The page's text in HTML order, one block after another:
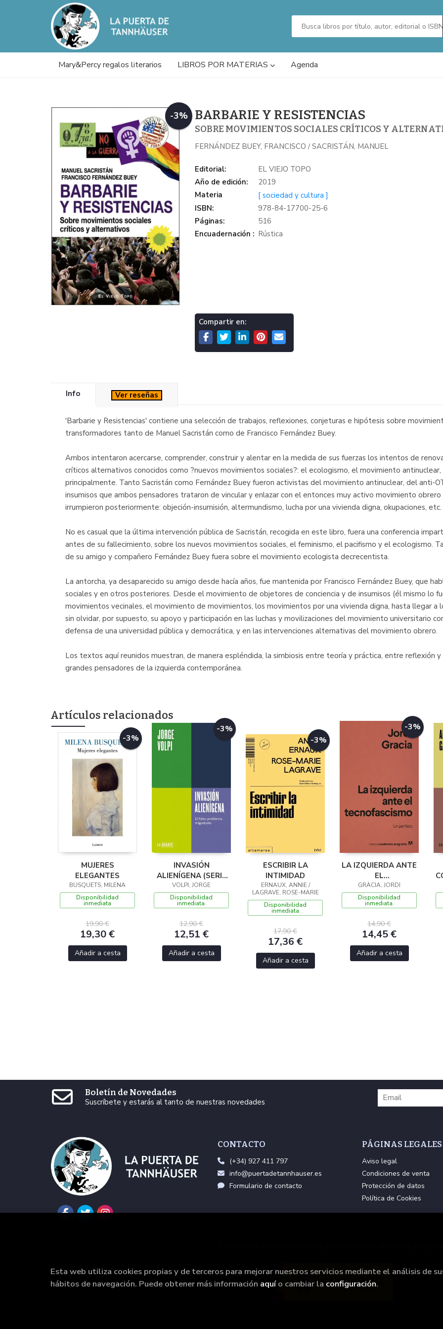
Mary&Percy regalos literarios LIBROS POR MATERIAS Agenda
-3% BARBARIE Y RESISTENCIAS
SOBRE MOVIMIENTOS SOCIALES CRÍTICOS Y
FERNÁNDEZ BUEY, FRANCISCO/SACRISTÁN, MANUEL
Editorial:
EL VIEJO TOPO
Año de edición:
2019
Materia
[ sociedad y cultura ]
ISBN:
978-84-17700-25-6
Páginas:
516
Encuadernación : Rústica
Compartir en:
Info Ver reseñas
'Barbarie y Resistencias' contiene una selección de trabajos, reflexiones, conjeturas e hipótesis sobre
transformadores tanto de Manuel Sacristán como de Francisco Fernández Buey.
Ambos intentaron acercarse, comprender, construir y alentar en la medida de sus fuerzas los intentos de
críticos alternativos conocidos como ?nuevos movimientos sociales?: el ecologismo, el movimiento
principalmente. Tanto Sacristán como Fernández Buey fueron activistas del movimiento antinuclear, del anti-
insumisos que ambos pensadores trataron de vincular y enlazar con el entonces muy activo movimiento
irrumpieron posteriormente: objeción-insumisión, altermundismo, lucha por una vivienda digna, okupaciones, etc.
No es casual que la última intervención pública de Sacristán, recogida en este libro, fuera una conferencia
antes de su fallecimiento, sobre los nuevos movimientos sociales, el feminismo, el pacifismo y el ecologismo.
de su amigo y compañero Fernández Buey fuera sobre el movimiento ecologista decrecentista.
La antorcha, ya desaparecido su amigo desde hacía años, fue mantenida por Francisco Fernández Buey, que
sociales y en otros posteriores. Desde el movimiento de objetores de conciencia y de insumisos (él mismo lo
movimientos vecinales, el movimiento de movimientos, los movimientos por una vivienda digna, hasta llegar a
sin olvidar, por supuesto, su apoyo y participación en las luchas y movilizaciones del movimiento universitario
defensa de una universidad pública y democrática, y en las intervenciones alternativas del movimiento obrero.
Los textos aquí reunidos muestran, de manera espléndida, la simbiosis entre teoría y práctica, entre reflexión
grandes pensadores de la izquierda contemporánea.
Artículos relacionados
-3%
MUJERES
ELEGANTES
BUSQUETS, MILENA
Disponibilidad
inmediata
19,90 €
19,30 €
Añadir a cesta
-3%
INVASIÓN
ALIENÍGENA (SERIE
ENDEBATE)
VOLPI, JORGE
Disponibilidad
inmediata.
12,90 €
12,51 €
Añadir a cesta
-3%
ESCRIBIR LA
INTIMIDAD
ERNAUX, ANNIE /
LAGRAVE, ROSE-MARIE
Disponibilidad
inmediata
17,90 €
17,36 €
Añadir a cesta
-3%
LA IZQUIERDA ANTE
EL
TECNOFASCISMO
GRÀCIA, JORDI
Disponibilidad
inmediata.
14,90 €
14,45 €
Añadir a cesta
Boletín de Novedades
Suscríbete y estarás al tanto de nuestras novedades
CONTACTO
(+34) 927 411 797
info@puertadetannhauser.es
Formulario de contacto
PÁGINAS LEGALES
Aviso legal
Condiciones de venta
Protección de datos
Política de Cookies
Esta web utiliza cookies propias y de terceros para mejorar nuestros servicios mediante el análisis de
hábitos de navegación. Puede obtener más información aquío cambiar la configuración.